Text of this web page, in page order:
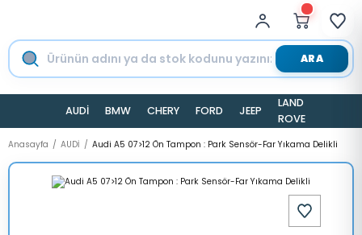
ARA
AUDİ BMW CHERY FORD JEEP
LAND
ROVER
Anasayfa AUDİ Audi A5 07>12 Ön Tampon : Park Sensör-Far Yıkama Delikli